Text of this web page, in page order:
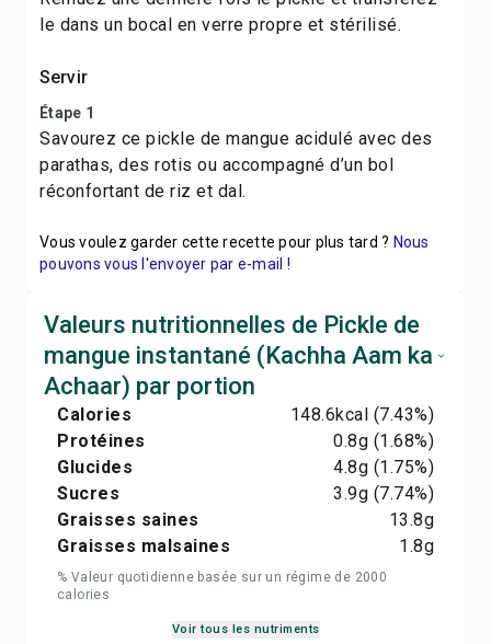
le dans un bocal en verre propre et stérilisé.
Servir
Étape 1
Savourez ce pickle de mangue acidulé avec des
parathas, des rotis ou accompagné d’un bol
réconfortant de riz et dal.
Vous voulez garder cette recette pour plus tard ? Nous
pouvons vous l'envoyer par e-mail !
Valeurs nutritionnelles de Pickle de
mangue instantané (Kachha Aam ka
Achaar) par portion
Calories 148.6kcal (7.43%)
Protéines
0.8g (1.68%)
Glucides
4.8g (1.75%)
Sucres
3.9g (7.74%)
Graisses saines
13.8g
Graisses malsaines
1.8g
% Valeur quotidienne basée sur un régime de 2000
calories
Voir tous les nutriments